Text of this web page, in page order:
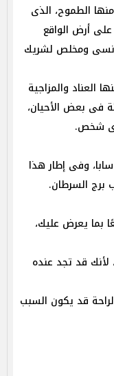
الطموح، الذى
أرض الواقع
ومخلص لشريك
العناد والمزاجية
فى بعض الأحيان،
شخص.
وفى إطار هذا
برج السرطان.
بما يعرض عليك،
لأنك قد تجد عنده
قد يكون السبب